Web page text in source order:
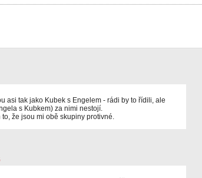
asi tak jako Kubek s Engelem - rádi by to řídili, ale
s Kubkem) za nimi nestojí.
že jsou mi obě skupiny protivné.